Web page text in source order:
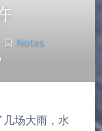
Notes
场大雨，水